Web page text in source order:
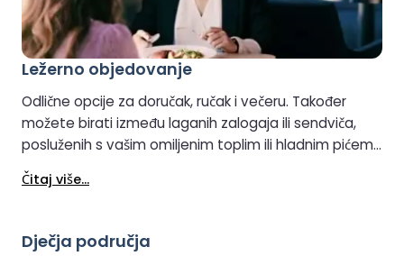
Ležerno objedovanje
Odlične opcije za doručak, ručak i večeru. Također
možete birati između laganih zalogaja ili sendviča,
posluženih s vašim omiljenim toplim ili hladnim pićem,
alkoholnim ili bezalkoholnim.
Čitaj više...
Dječja područja